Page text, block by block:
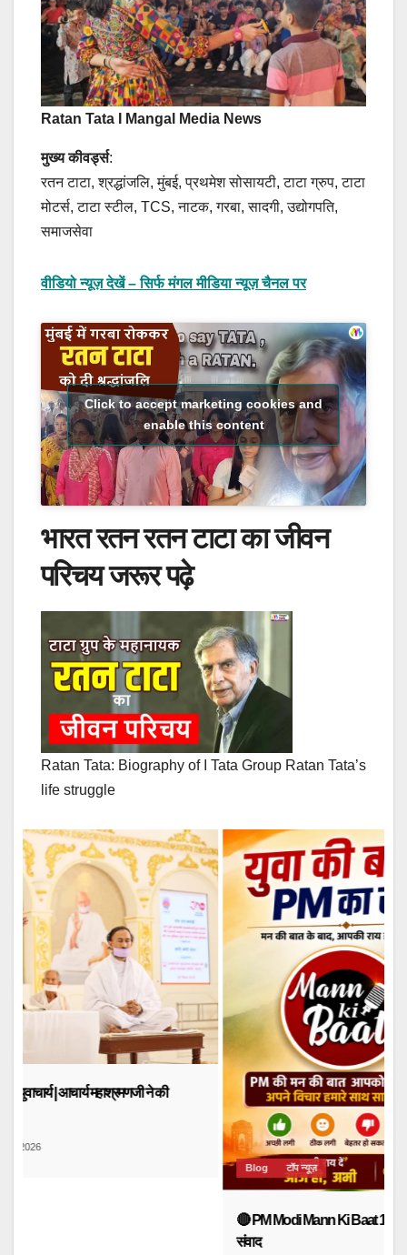
Ratan Tata I Mangal Media News
मुख्य कीवर्ड्स:
रतन टाटा, श्रद्धांजलि, मुंबई, प्रथमेश सोसायटी, टाटा ग्रुप, टाटा
मोटर्स, टाटा स्टील, TCS, नाटक, गरबा, सादगी, उद्योगपति,
समाजसेवा
वीडियो न्यूज़ देखें – सिर्फ मंगल मीडिया न्यूज़ चैनल पर
Click to accept marketing cookies and
enable this content
भारत रतन रतन टाटा का जीवन
परिचय जरूर पढ़े
Ratan Tata: Biography of I Tata Group Ratan Tata’s
life struggle
🔴 PM Modi Mann Ki Baat 136: युवाओं और देशवासियों से किया सीधा